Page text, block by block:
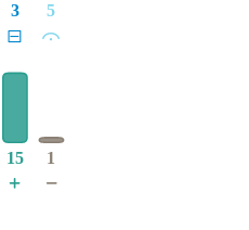
É
3
Ă
5
+
15
−
1